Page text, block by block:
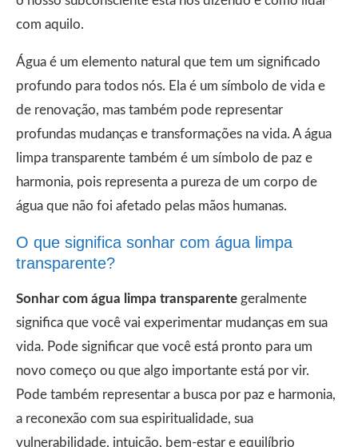
com aquilo.
Água é um elemento natural que tem um significado
profundo para todos nós. Ela é um símbolo de vida e
de renovação, mas também pode representar
profundas mudanças e transformações na vida. A água
limpa transparente também é um símbolo de paz e
harmonia, pois representa a pureza de um corpo de
água que não foi afetado pelas mãos humanas.
O que significa sonhar com água limpa
transparente?
Sonhar com água limpa transparente geralmente
significa que você vai experimentar mudanças em sua
vida. Pode significar que você está pronto para um
novo começo ou que algo importante está por vir.
Pode também representar a busca por paz e harmonia,
a reconexão com sua espiritualidade, sua
vulnerabilidade, intuição, bem-estar e equilíbrio